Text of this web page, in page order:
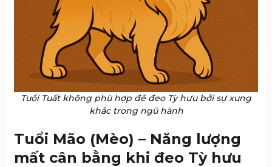
Tuổi Tuất không phù hợp để đeo Tỳ hưu bởi sự xung
khắc trong ngũ hành
Tuổi Mão (Mèo) – Năng lượng
mất cân bằng khi đeo Tỳ hưu